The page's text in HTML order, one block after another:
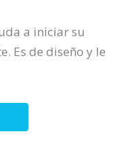
a iniciar su
Es de diseño y le